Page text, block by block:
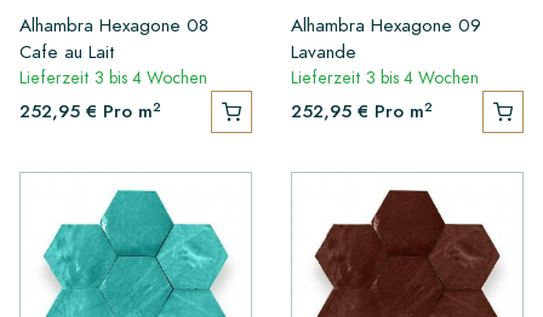
Alhambra Hexagone 08
Cafe au Lait
Lieferzeit 3 bis 4 Wochen
252,95 € Pro m2
Alhambra Hexagone 09
Lavande
Lieferzeit 3 bis 4 Wochen
252,95 € Pro m2